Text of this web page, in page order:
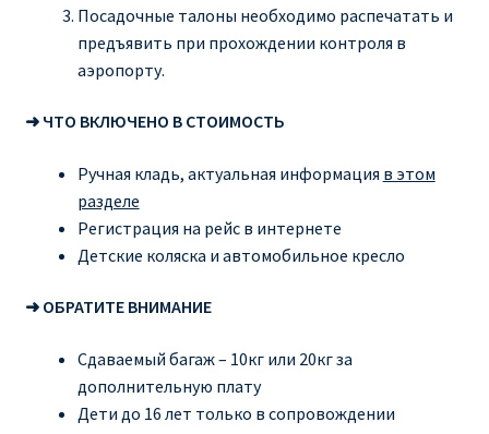
Посадочные талоны необходимо распечатать и
предъявить при прохождении контроля в
аэропорту.
➜ ЧТО ВКЛЮЧЕНО В СТОИМОСТЬ
Ручная кладь, актуальная информация в этом
разделе
Регистрация на рейс в интернете
Детские коляска и автомобильное кресло
➜ ОБРАТИТЕ ВНИМАНИЕ
Сдаваемый багаж – 10кг или 20кг за
дополнительную плату
Дети до 16 лет только в сопровождении